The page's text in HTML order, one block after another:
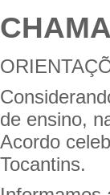
de ensino,
Acordo
Tocantins.